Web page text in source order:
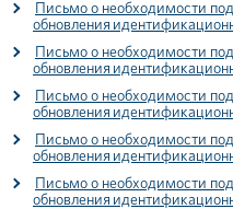
Письмо о необходимости
обновления
Письмо о необходимости
обновления
Письмо о необходимости
обновления
Письмо о необходимости
обновления
Письмо о необходимости
обновления